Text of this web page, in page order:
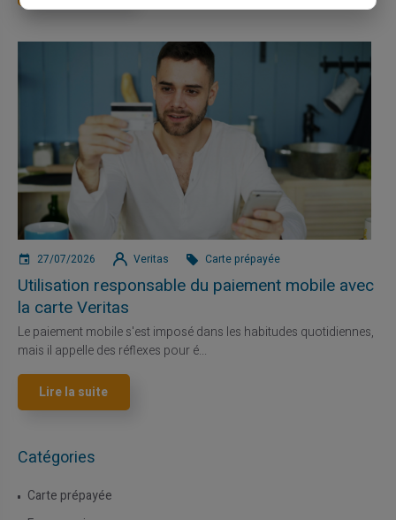
27/07/2026 Veritas Carte prépayée
Utilisation responsable du paiement mobile avec
la carte Veritas
Le paiement mobile s'est imposé dans les habitudes quotidiennes,
mais il appelle des réflexes pour é...
Lire la suite
Catégories
Carte prépayée